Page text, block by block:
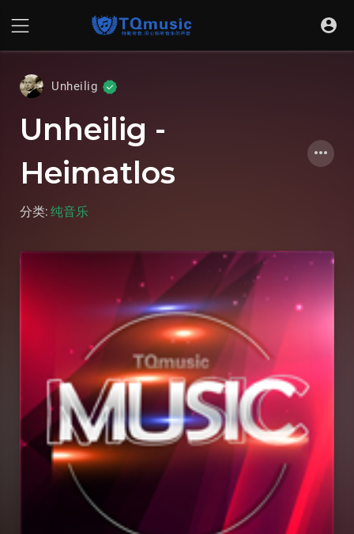
Unheilig
Unheilig -
Heimatlos
分类: 纯音乐